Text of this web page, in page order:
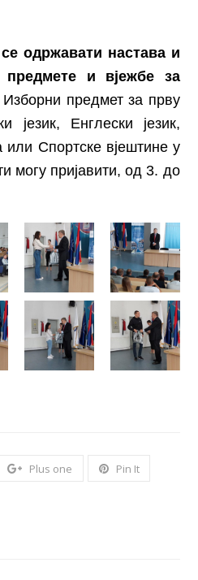
одржавати настава и
предмете и вјежбе за
Изборни предмет за прву
језик, Енглески језик,
или Спортске вјештине у
могу пријавити, од 3. до
Plus one Pin It